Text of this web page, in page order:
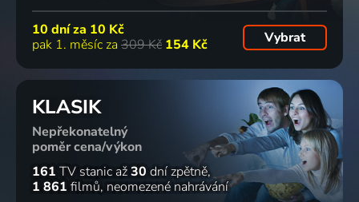
65%
Badlands
ZOO v
Bronxu
Reality TV
4 díly
10 dní za 10 Kč
pak 1. měsíc za 309 Kč 154 Kč Vybrat
KLASIK
Nepřekonatelný
poměr cena/výkon
161 TV stanic až30 dní zpětně
1 861 filmů neomezené nahrávání